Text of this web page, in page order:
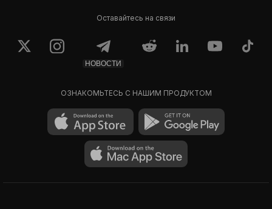
Оставайтесь на связи
НОВОСТИ
ОЗНАКОМЬТЕСЬ С НАШИМ ПРОДУКТОМ